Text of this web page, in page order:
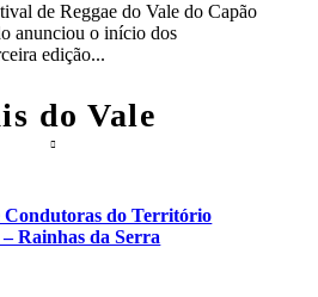
de Reggae do Vale do Capão
anunciou o início dos
edição...
do Vale
Condutoras do Território
Rainhas da Serra